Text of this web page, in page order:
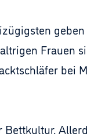
Frauen
bei